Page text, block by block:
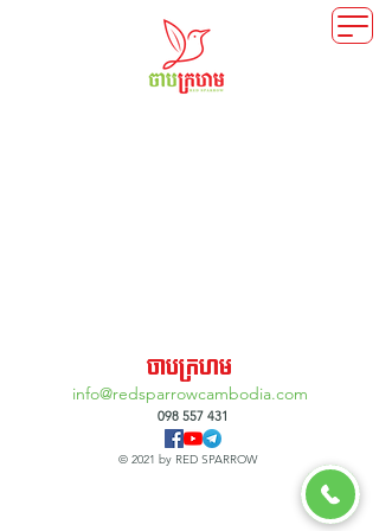
ចាបក្រហម
info@redsparrowcambodia.com
098 557 431
© 2021 by RED SPARROW